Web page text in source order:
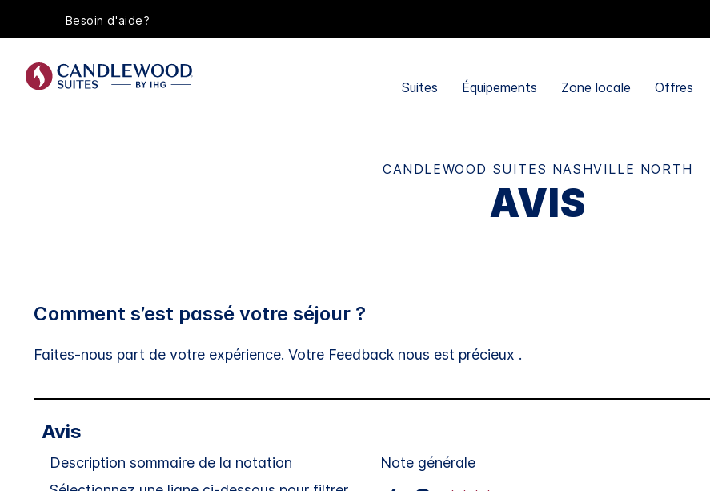
Besoin d'aide?
Suites Équipements Zone locale Offres
CANDLEWOOD SUITES NASHVILLE NORTH
AVIS
Comment s’est passé votre séjour ?
Faites-nous part de votre expérience. Votre Feedback nous est précieux .